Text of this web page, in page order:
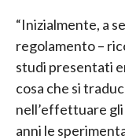
“Inizialmente, a
regolamento –
studi presentati
cosa che si
nell’effettuare
anni le